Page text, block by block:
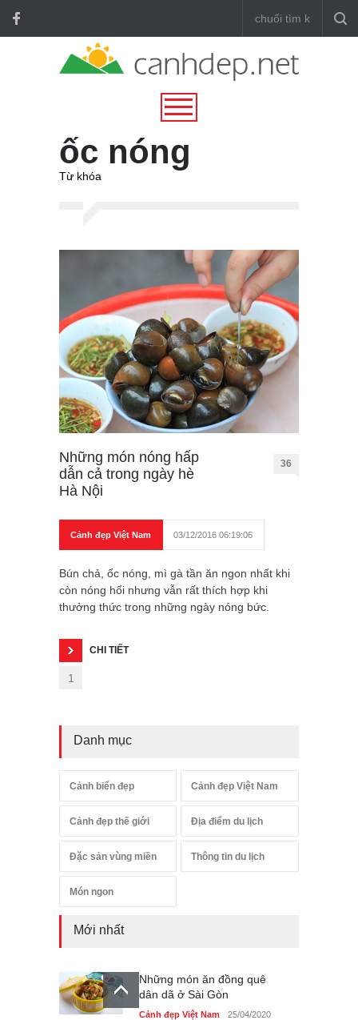
ốc nóng
Từ khóa
Những món nóng hấp
dẫn cả trong ngày hè
Hà Nội
36
Cảnh đẹp Việt Nam 03/12/2016 06:19:06
Bún chả, ốc nóng, mì gà tần ăn ngon nhất khi
còn nóng hổi nhưng vẫn rất thích hợp khi
thưởng thức trong những ngày nóng bức.
CHI TIẾT
1
Danh mục
Cảnh biển đẹp Cảnh đẹp Việt Nam
Cảnh đẹp thế giới Địa điểm du lịch
Đặc sản vùng miền Thông tin du lịch
Món ngon
Mới nhất
Những món ăn đồng quê
dân dã ở Sài Gòn
Cảnh đẹp Việt Nam 25/04/2020